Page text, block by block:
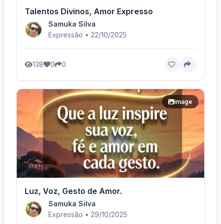
Talentos Divinos, Amor Expresso
Samuka Silva
Expressão • 22/10/2025
138 0 0
image
Luz, Voz, Gesto de Amor.
Samuka Silva
Expressão • 29/10/2025